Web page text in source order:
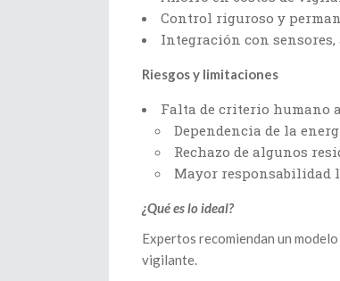
Control riguroso y
Integración con
Riesgos y limitaciones
Falta de criterio humano
Dependencia de la
Rechazo de algunos
Mayor responsabilidad
¿Qué es lo ideal?
Expertos recomiendan un modelo
vigilante.